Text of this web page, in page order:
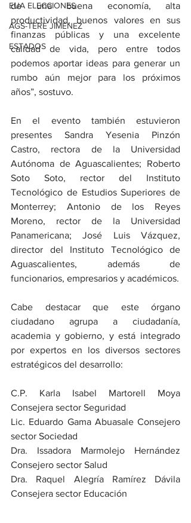
EUA ELECCIONES
AGS-TERE JIMÉNEZ
ESTADOS
de una buena economía, alta
productividad, buenos valores en sus
finanzas públicas y una excelente
calidad de vida, pero entre todos
podemos aportar ideas para generar un
rumbo aún mejor para los próximos
años”, sostuvo.
En el evento también estuvieron
presentes Sandra Yesenia Pinzón
Castro, rectora de la Universidad
Autónoma de Aguascalientes; Roberto
Soto Soto, rector del Instituto
Tecnológico de Estudios Superiores de
Monterrey; Antonio de los Reyes
Moreno, rector de la Universidad
Panamericana; José Luis Vázquez,
director del Instituto Tecnológico de
Aguascalientes, además de
funcionarios, empresarios y académicos.
Cabe destacar que este órgano
ciudadano agrupa a ciudadanía,
academia y gobierno, y está integrado
por expertos en los diversos sectores
estratégicos del desarrollo:
C.P. Karla Isabel Martorell Moya
Consejera sector Seguridad
Lic. Eduardo Gama Abuasale Consejero
sector Sociedad
Dra. Issadora Marmolejo Hernández
Consejero sector Salud
Dra. Raquel Alegría Ramírez Dávila
Consejera sector Educación